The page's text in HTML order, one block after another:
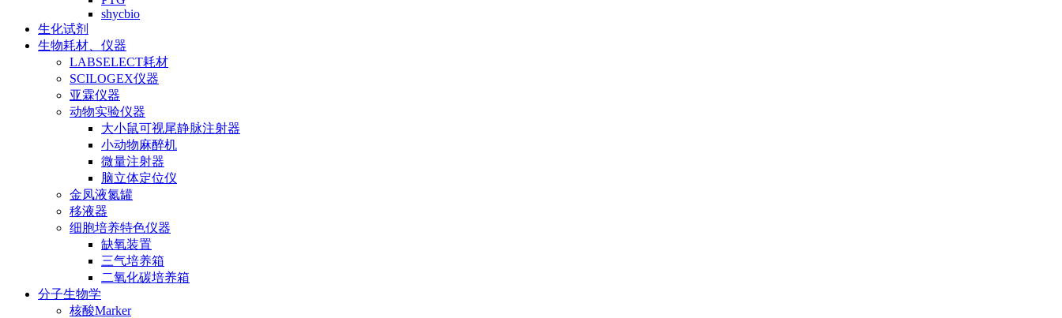
shycbio
生化试剂
生物耗材、仪器
LABSELECT耗材
SCILOGEX仪器
亚霖仪器
动物实验仪器
大小鼠可视尾静脉注射器
小动物麻醉机
微量注射器
脑立体定位仪
金凤液氮罐
移液器
细胞培养特色仪器
缺氧装置
三气培养箱
二氧化碳培养箱
分子生物学
核酸Marker